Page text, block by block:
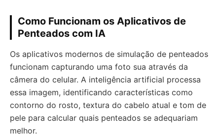
Como Funcionam os Aplicativos de
Penteados com IA
Os aplicativos modernos de simulação de penteados
funcionam capturando uma foto sua através da
câmera do celular. A inteligência artificial processa
essa imagem, identificando características como
contorno do rosto, textura do cabelo atual e tom de
pele para calcular quais penteados se adequariam
melhor.